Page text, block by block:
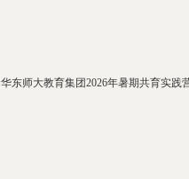
华东师大教育集团2026年暑期共育实践